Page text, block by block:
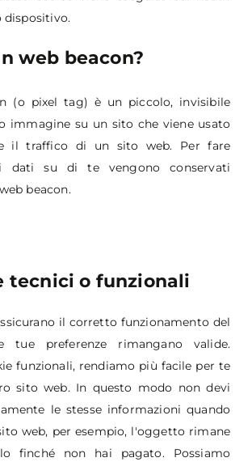
dispositivo.
web beacon?
(o pixel tag) è un piccolo, invisibile
immagine su un sito che viene usato
il traffico di un sito web. Per fare
dati su di te vengono conservati
beacon.
tecnici o funzionali
il corretto funzionamento del
preferenze rimangano valide.
funzionali, rendiamo più facile per te
sito web. In questo modo non devi
le stesse informazioni quando
web, per esempio, l'oggetto rimane
finché non hai pagato. Possiamo